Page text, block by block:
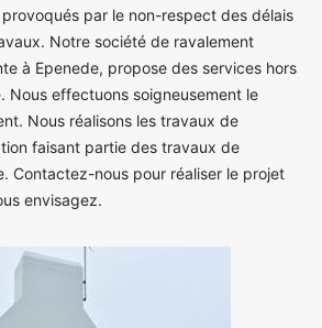
par le non-respect des délais
Notre société de ravalement
à Epenede, propose des services hors
Nous effectuons soigneusement le
Nous réalisons les travaux de
faisant partie des travaux de
Contactez-nous pour réaliser le projet
envisagez.